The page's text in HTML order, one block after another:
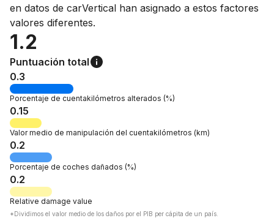
en datos de carVertical han asignado a estos factores
valores diferentes.
1.2
Puntuación total
0.3
Porcentaje de cuentakilómetros alterados (%)
0.15
Valor medio de manipulación del cuentakilómetros (km)
0.2
Porcentaje de coches dañados (%)
0.2
Relative damage value
*Dividimos el valor medio de los daños por el PIB per cápita de un país.